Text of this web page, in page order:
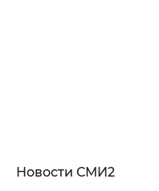
Новости СМИ2